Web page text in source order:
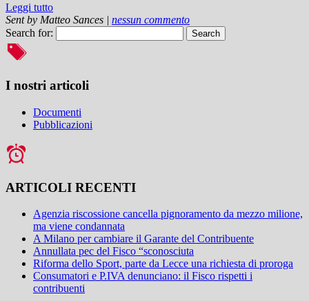
Leggi tutto
Sent by Matteo Sances | nessun commento
Search for:
I nostri articoli
Documenti
Pubblicazioni
ARTICOLI RECENTI
Agenzia riscossione cancella pignoramento da mezzo milione,
ma viene condannata
A Milano per cambiare il Garante del Contribuente
Annullata pec del Fisco “sconosciuta
Riforma dello Sport, parte da Lecce una richiesta di proroga
Consumatori e P.IVA denunciano: il Fisco rispetti i
contribuenti